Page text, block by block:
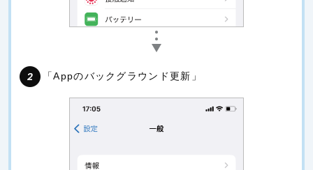
「Appのバックグラウンド更新」